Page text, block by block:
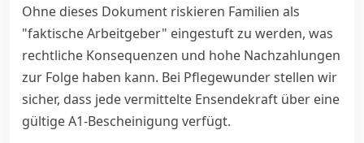
Ohne dieses Dokument riskieren Familien als
"faktische Arbeitgeber" eingestuft zu werden, was
rechtliche Konsequenzen und hohe Nachzahlungen
zur Folge haben kann. Bei Pflegewunder stellen wir
sicher, dass jede vermittelte Ensendekraft über eine
gültige A1-Bescheinigung verfügt.